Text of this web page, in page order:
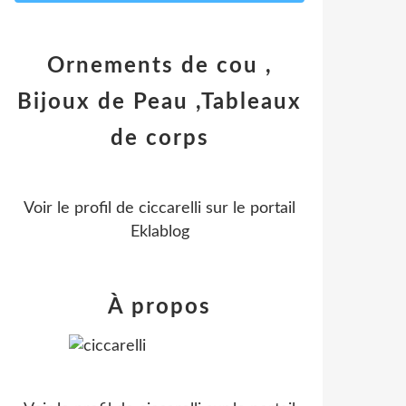
Ornements de cou ,
Bijoux de Peau ,Tableaux
de corps
Voir le profil de ciccarelli sur le portail
Eklablog
À propos